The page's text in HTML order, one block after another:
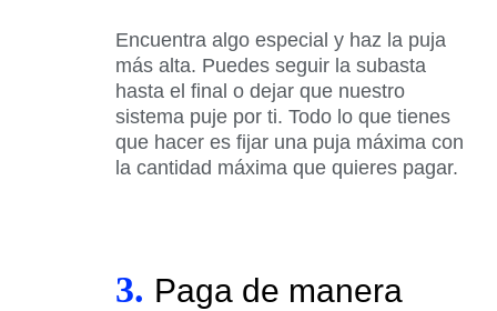
Encuentra algo especial y haz la puja
más alta. Puedes seguir la subasta
hasta el final o dejar que nuestro
sistema puje por ti. Todo lo que tienes
que hacer es fijar una puja máxima con
la cantidad máxima que quieres pagar.
3. Paga de manera